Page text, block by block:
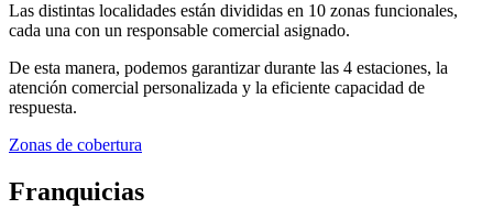
Las distintas localidades están divididas en 10 zonas funcionales,
cada una con un responsable comercial asignado.
De esta manera, podemos garantizar durante las 4 estaciones, la
atención comercial personalizada y la eficiente capacidad de
respuesta.
Zonas de cobertura
Franquicias